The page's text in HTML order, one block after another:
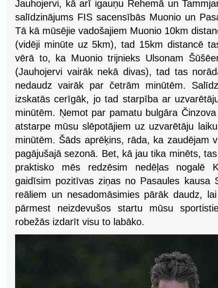
Jauhojervi, kā arī igauņu Rehemā un
salīdzinājums FIS sacensībās Muonio un
Tā kā mūsējie vadošajiem Muonio 10km
(vidēji minūte uz 5km), tad 15km distancē
vērā to, ka Muonio trijnieks Ulsonam
(Jauhojervi vairāk nekā divas), tad tas
nedaudz vairāk par četrām minūtēm.
izskatās cerīgāk, jo tad starpība ar
minūtēm. Ņemot par pamatu bulgāra
atstarpe mūsu slēpotājiem uz uzvarētāju
minūtēm. Šāds aprēķins, rāda, ka zaudējam
pagājušajā sezonā. Bet, kā jau tika minēts,
praktisko mēs redzēsim nedēļas nogalē
gaidīsim pozitīvas ziņas no Pasaules kausa
reāliem un nesadomāsimies pārāk daudz,
pārmest neizdevušos startu mūsu
robežās izdarīt visu to labāko.